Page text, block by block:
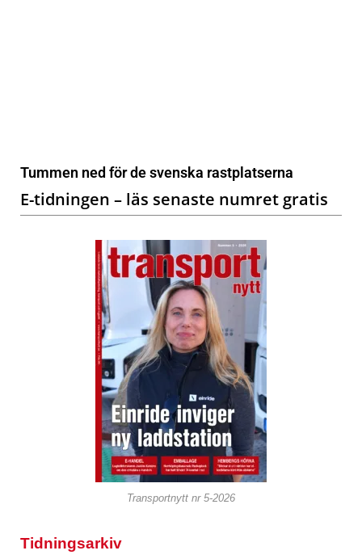
Tummen ned för de svenska rastplatserna
E-tidningen – läs senaste numret gratis
Transportnytt nr 5-2026
Tidningsarkiv